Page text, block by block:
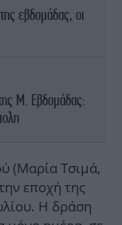
εβδομάδας, οι
Μ. Εβδομάδας:
(Μαρία Τσιμά,
εποχή της
Η δράση